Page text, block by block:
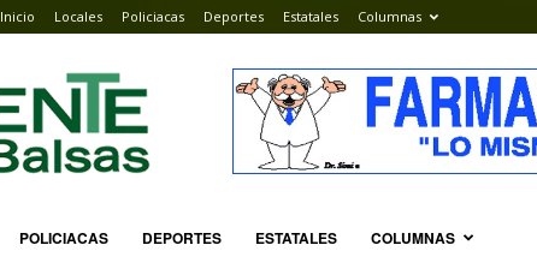
Inicio Locales Policiacas Deportes Estatales Columnas
POLICIACAS DEPORTES ESTATALES COLUMNAS